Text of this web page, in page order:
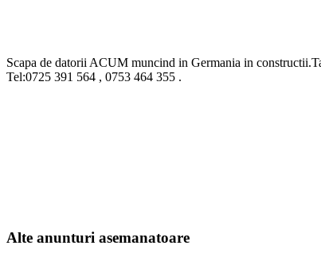
Scapa de datorii ACUM muncind in Germania in
Tel:0725 391 564 , 0753 464 355 .
Alte anunturi asemanatoare